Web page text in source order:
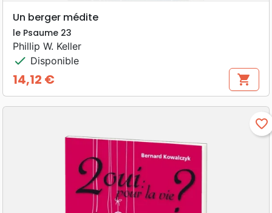
Un berger médite
le Psaume 23
Phillip W. Keller
check Disponible
Prix
14,12 € shopping_cart
favorite_border